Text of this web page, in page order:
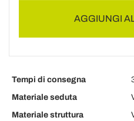
AGGIUNGI
Tempi di consegna
Materiale seduta
Materiale struttura